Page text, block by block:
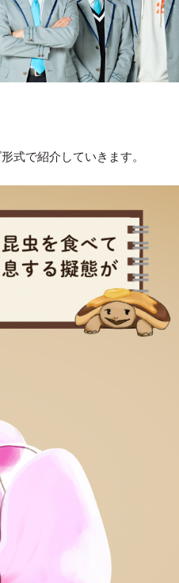
式で紹介していきます。